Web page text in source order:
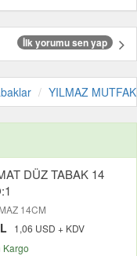
İlk yorumu sen yap
YILMAZ MUTFAK
DÜZ TABAK 14
14CM
1,06 USD + KDV
Kargo